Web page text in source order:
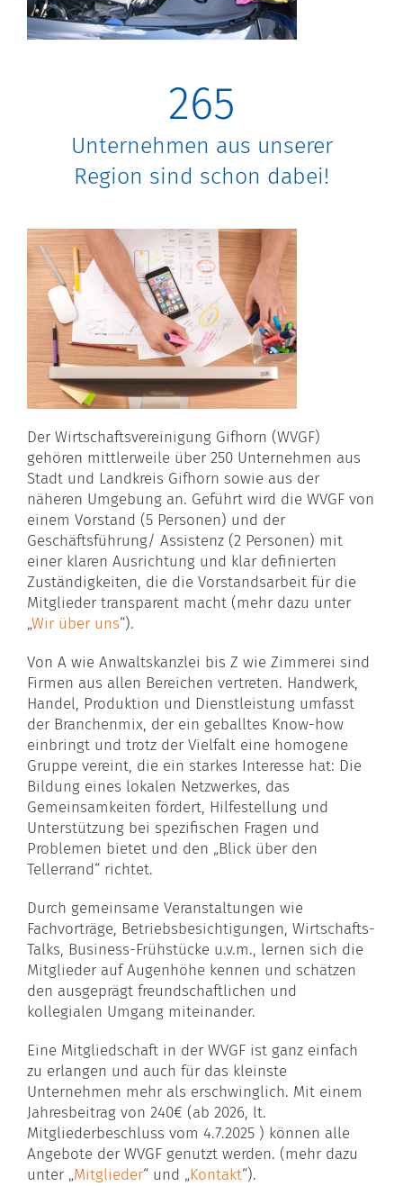
265
Unternehmen aus unserer
Region sind schon dabei!
Der Wirtschaftsvereinigung Gifhorn (WVGF)
gehören mittlerweile über 250 Unternehmen aus
Stadt und Landkreis Gifhorn sowie aus der
näheren Umgebung an. Geführt wird die WVGF von
einem Vorstand (5 Personen) und der
Geschäftsführung/ Assistenz (2 Personen) mit
einer klaren Ausrichtung und klar definierten
Zuständigkeiten, die die Vorstandsarbeit für die
Mitglieder transparent macht (mehr dazu unter
„Wir über uns“).
Von A wie Anwaltskanzlei bis Z wie Zimmerei sind
Firmen aus allen Bereichen vertreten. Handwerk,
Handel, Produktion und Dienstleistung umfasst
der Branchenmix, der ein geballtes Know-how
einbringt und trotz der Vielfalt eine homogene
Gruppe vereint, die ein starkes Interesse hat: Die
Bildung eines lokalen Netzwerkes, das
Gemeinsamkeiten fördert, Hilfestellung und
Unterstützung bei spezifischen Fragen und
Problemen bietet und den „Blick über den
Tellerrand“ richtet.
Durch gemeinsame Veranstaltungen wie
Fachvorträge, Betriebsbesichtigungen, Wirtschafts-
Talks, Business-Frühstücke u.v.m., lernen sich die
Mitglieder auf Augenhöhe kennen und schätzen
den ausgeprägt freundschaftlichen und
kollegialen Umgang miteinander.
Eine Mitgliedschaft in der WVGF ist ganz einfach
zu erlangen und auch für das kleinste
Unternehmen mehr als erschwinglich. Mit einem
Jahresbeitrag von 240€ (ab 2026, lt.
Mitgliederbeschluss vom 4.7.2025 ) können alle
Angebote der WVGF genutzt werden. (mehr dazu
unter „Mitglieder“ und „Kontakt“).